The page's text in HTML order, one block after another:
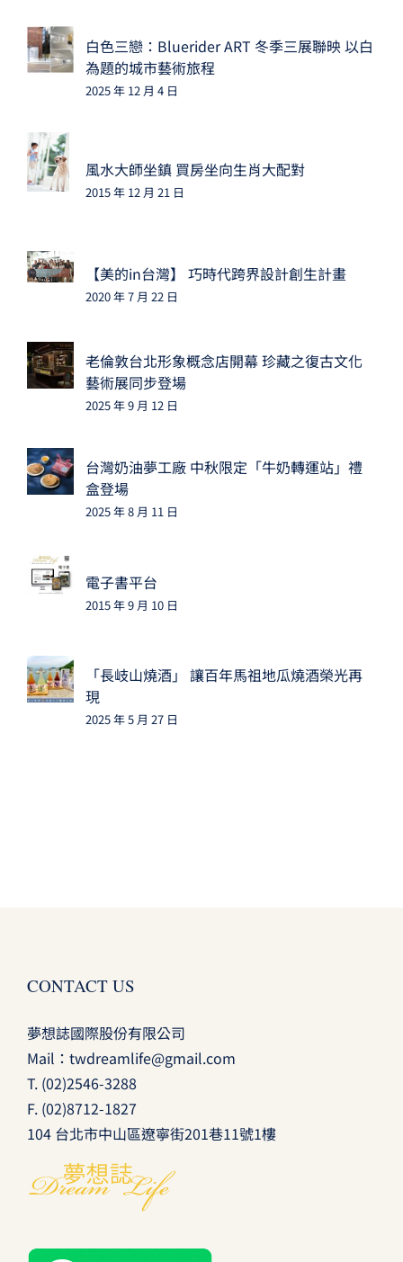
白色三戀：Bluerider ART 冬季三展聯映 以白
為題的城市藝術旅程
2025 年 12 月 4 日
風水大師坐鎮 買房坐向生肖大配對
2015 年 12 月 21 日
【美的in台灣】 巧時代跨界設計創生計畫
2020 年 7 月 22 日
老倫敦台北形象概念店開幕 珍藏之復古文化
藝術展同步登場
2025 年 9 月 12 日
台灣奶油夢工廠 中秋限定「牛奶轉運站」禮
盒登場
2025 年 8 月 11 日
電子書平台
2015 年 9 月 10 日
「長岐山燒酒」 讓百年馬祖地瓜燒酒榮光再
現
2025 年 5 月 27 日
CONTACT US
夢想誌國際股份有限公司
Mail： twdreamlife@gmail.com
T. (02)2546-3288
F. (02)8712-1827
104 台北市中山區遼寧街201巷11號1樓